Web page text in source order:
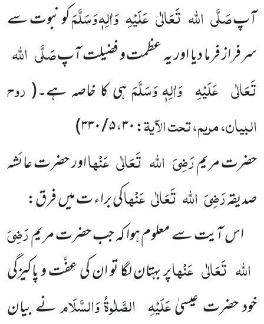
آپصَلَّی اللہ تَعَالٰی عَلَیْہِ وَاٰلِہٖ وَسَلَّمَکو نبوت سے
سرفراز فرما دیا اور یہ عظمت و فضیلت آپصَلَّی اللہ
تَعَالٰی عَلَیْہِ وَاٰلِہٖ وَسَلَّمَہی کا خاصہ ہے۔( روح
البیان، مریم، تحت الآیۃ:۳۰،۵ / ۳۳۰
)
حضرت مریمرَضِیَ اللہ تَعَالٰی عَنْہااور حضرت عائشہ
صدیقہرَضِیَ اللہ تَعَالٰیعَنْہاکی براء ت میں فرق:
اس آیت سے معلوم ہوا کہ جب حضرت مریمرَضِیَ
اللہ تَعَالٰی عَنْہاپر بہتان لگا تو ان کی عِفَّت و پاکیزگی
خود حضرت عیسیٰعَلَیْہِ الصَّلٰوۃُ وَالسَّلَامنے بیان